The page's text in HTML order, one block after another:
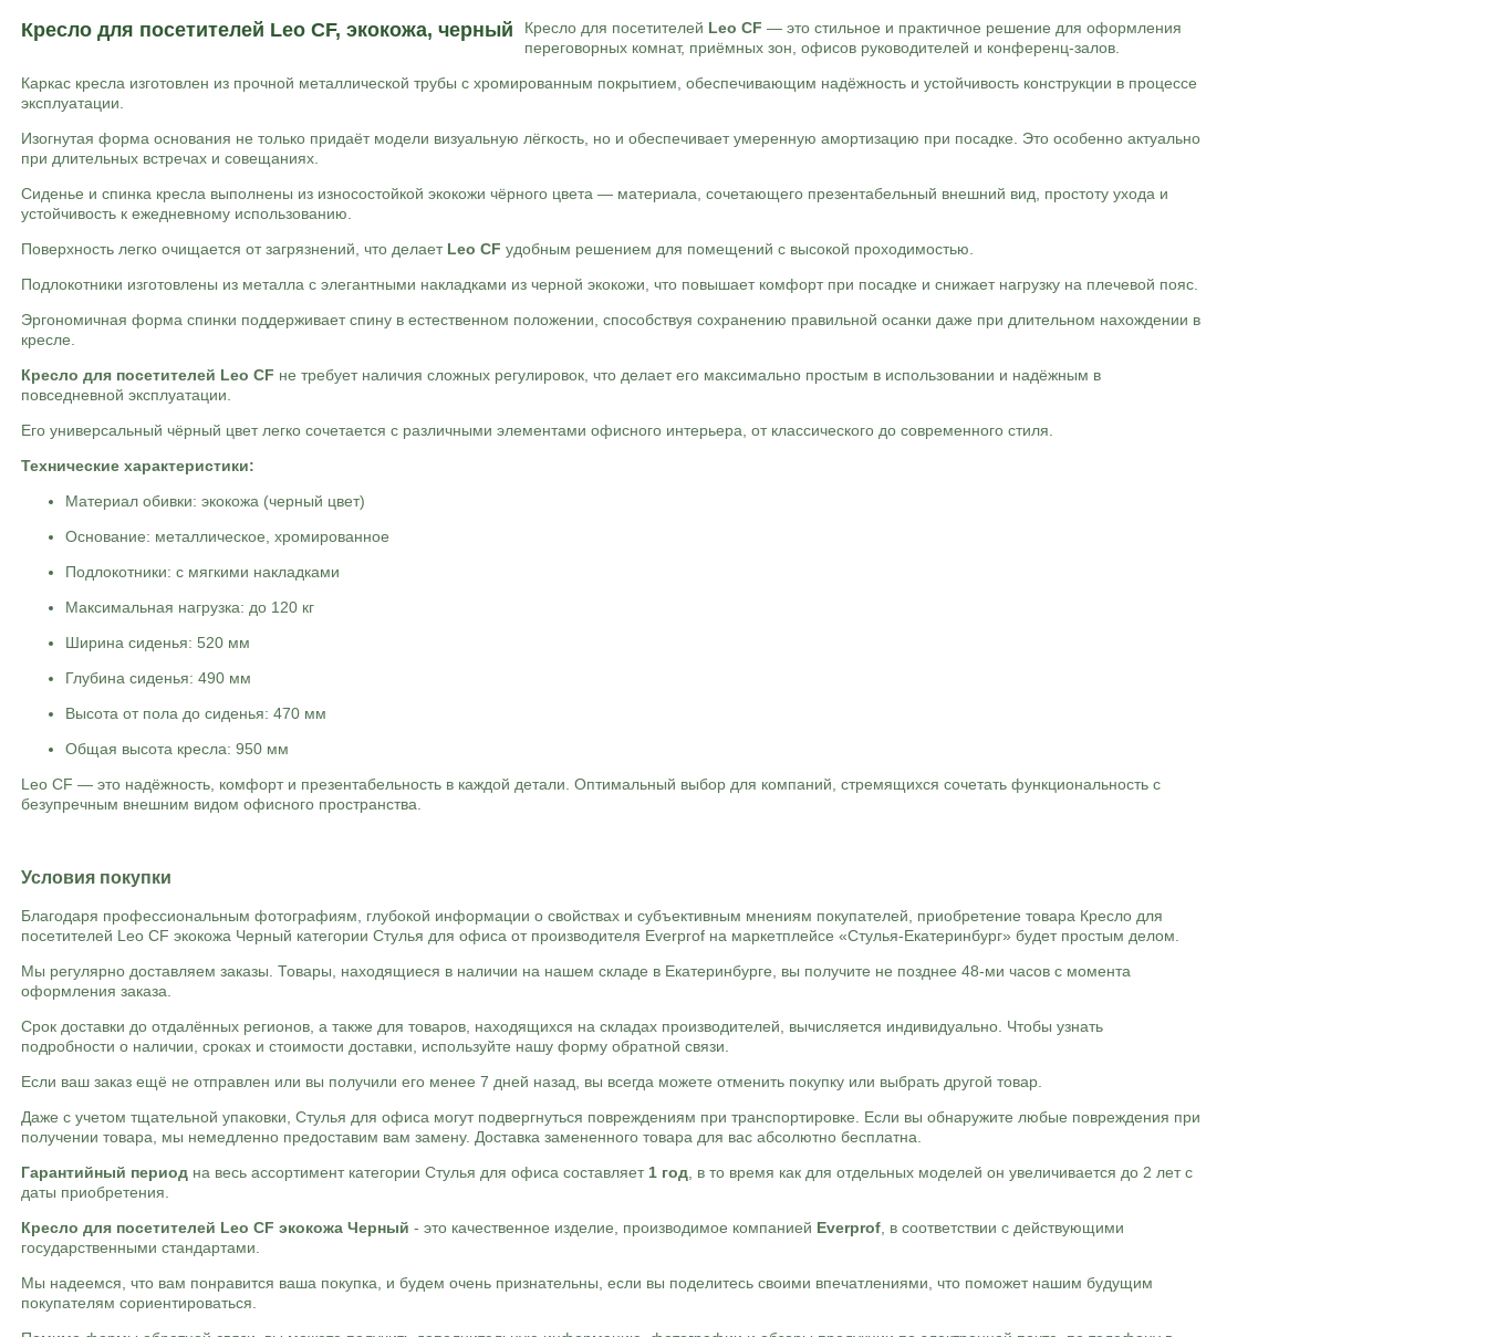
Кресло для посетителей Leo CF, экокожа, черный
Кресло для посетителей Leo CF — это стильное и практичное решение для оформления
переговорных комнат, приёмных зон, офисов руководителей и конференц-залов.
Каркас кресла изготовлен из прочной металлической трубы с хромированным покрытием, обеспечивающим надёжность и устойчивость конструкции в процессе
эксплуатации.
Изогнутая форма основания не только придаёт модели визуальную лёгкость, но и обеспечивает умеренную амортизацию при посадке. Это особенно актуально
при длительных встречах и совещаниях.
Сиденье и спинка кресла выполнены из износостойкой экокожи чёрного цвета — материала, сочетающего презентабельный внешний вид, простоту ухода и
устойчивость к ежедневному использованию.
Поверхность легко очищается от загрязнений, что делает Leo CF удобным решением для помещений с высокой проходимостью.
Подлокотники изготовлены из металла с элегантными накладками из черной экокожи, что повышает комфорт при посадке и снижает нагрузку на плечевой пояс.
Эргономичная форма спинки поддерживает спину в естественном положении, способствуя сохранению правильной осанки даже при длительном нахождении в
кресле.
Кресло для посетителей Leo CF не требует наличия сложных регулировок, что делает его максимально простым в использовании и надёжным в
повседневной эксплуатации.
Его универсальный чёрный цвет легко сочетается с различными элементами офисного интерьера, от классического до современного стиля.
Технические характеристики:
Материал обивки: экокожа (черный цвет)
Основание: металлическое, хромированное
Подлокотники: с мягкими накладками
Максимальная нагрузка: до 120 кг
Ширина сиденья: 520 мм
Глубина сиденья: 490 мм
Высота от пола до сиденья: 470 мм
Общая высота кресла: 950 мм
Leo CF — это надёжность, комфорт и презентабельность в каждой детали. Оптимальный выбор для компаний, стремящихся сочетать функциональность с
безупречным внешним видом офисного пространства.
Условия покупки
Благодаря профессиональным фотографиям, глубокой информации о свойствах и субъективным мнениям покупателей, приобретение товара Кресло для
посетителей Leo CF экокожа Черный категории Стулья для офиса от производителя Everprof на маркетплейсе «Стулья-Екатеринбург» будет простым делом.
Мы регулярно доставляем заказы. Товары, находящиеся в наличии на нашем складе в Екатеринбурге, вы получите не позднее 48-ми часов с момента
оформления заказа.
Срок доставки до отдалённых регионов, а также для товаров, находящихся на складах производителей, вычисляется индивидуально. Чтобы узнать
подробности о наличии, сроках и стоимости доставки, используйте нашу форму обратной связи.
Если ваш заказ ещё не отправлен или вы получили его менее 7 дней назад, вы всегда можете отменить покупку или выбрать другой товар.
Даже с учетом тщательной упаковки, Стулья для офиса могут подвергнуться повреждениям при транспортировке. Если вы обнаружите любые повреждения при
получении товара, мы немедленно предоставим вам замену. Доставка замененного товара для вас абсолютно бесплатна.
Гарантийный период на весь ассортимент категории Стулья для офиса составляет 1 год , в то время как для отдельных моделей он увеличивается до 2 лет с
даты приобретения.
Кресло для посетителей Leo CF экокожа Черный - это качественное изделие, производимое компанией Everprof , в соответствии с действующими
государственными стандартами.
Мы надеемся, что вам понравится ваша покупка, и будем очень признательны, если вы поделитесь своими впечатлениями, что поможет нашим будущим
покупателям сориентироваться.